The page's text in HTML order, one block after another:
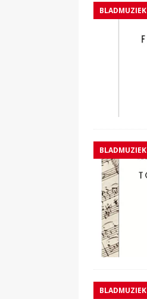
BLADMUZIEK
BLADMUZIEK
BLADMUZIEK